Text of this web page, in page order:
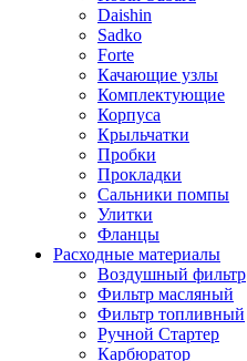
Daishin
Sadko
Forte
Качающие узлы
Комплектующие
Корпуса
Крыльчатки
Пробки
Прокладки
Сальники помпы
Улитки
Фланцы
Расходные материалы
Воздушный фильтр
Фильтр масляный
Фильтр топливный
Ручной Стартер
Карбюратор